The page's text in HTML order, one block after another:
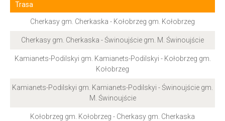
Trasa
Cherkasy gm. Cherkaska - Kołobrzeg gm. Kołobrzeg
Cherkasy gm. Cherkaska - Świnoujście gm. M. Świnoujście
Kamianets-Podilskyi gm. Kamianets-Podilskyi - Kołobrzeg gm.
Kołobrzeg
Kamianets-Podilskyi gm. Kamianets-Podilskyi - Świnoujście gm.
M. Świnoujście
Kołobrzeg gm. Kołobrzeg - Cherkasy gm. Cherkaska